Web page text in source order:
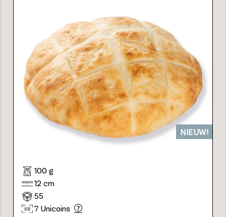
NIEUW!
100 g
12 cm
55
7 Unicoins